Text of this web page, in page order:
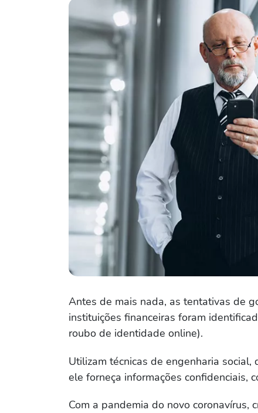
Antes de mais nada, as tentativas de
instituições financeiras foram
roubo de identidade online).
Utilizam técnicas de engenharia
ele forneça informações confidenciais,
Com a pandemia do novo coronavírus,